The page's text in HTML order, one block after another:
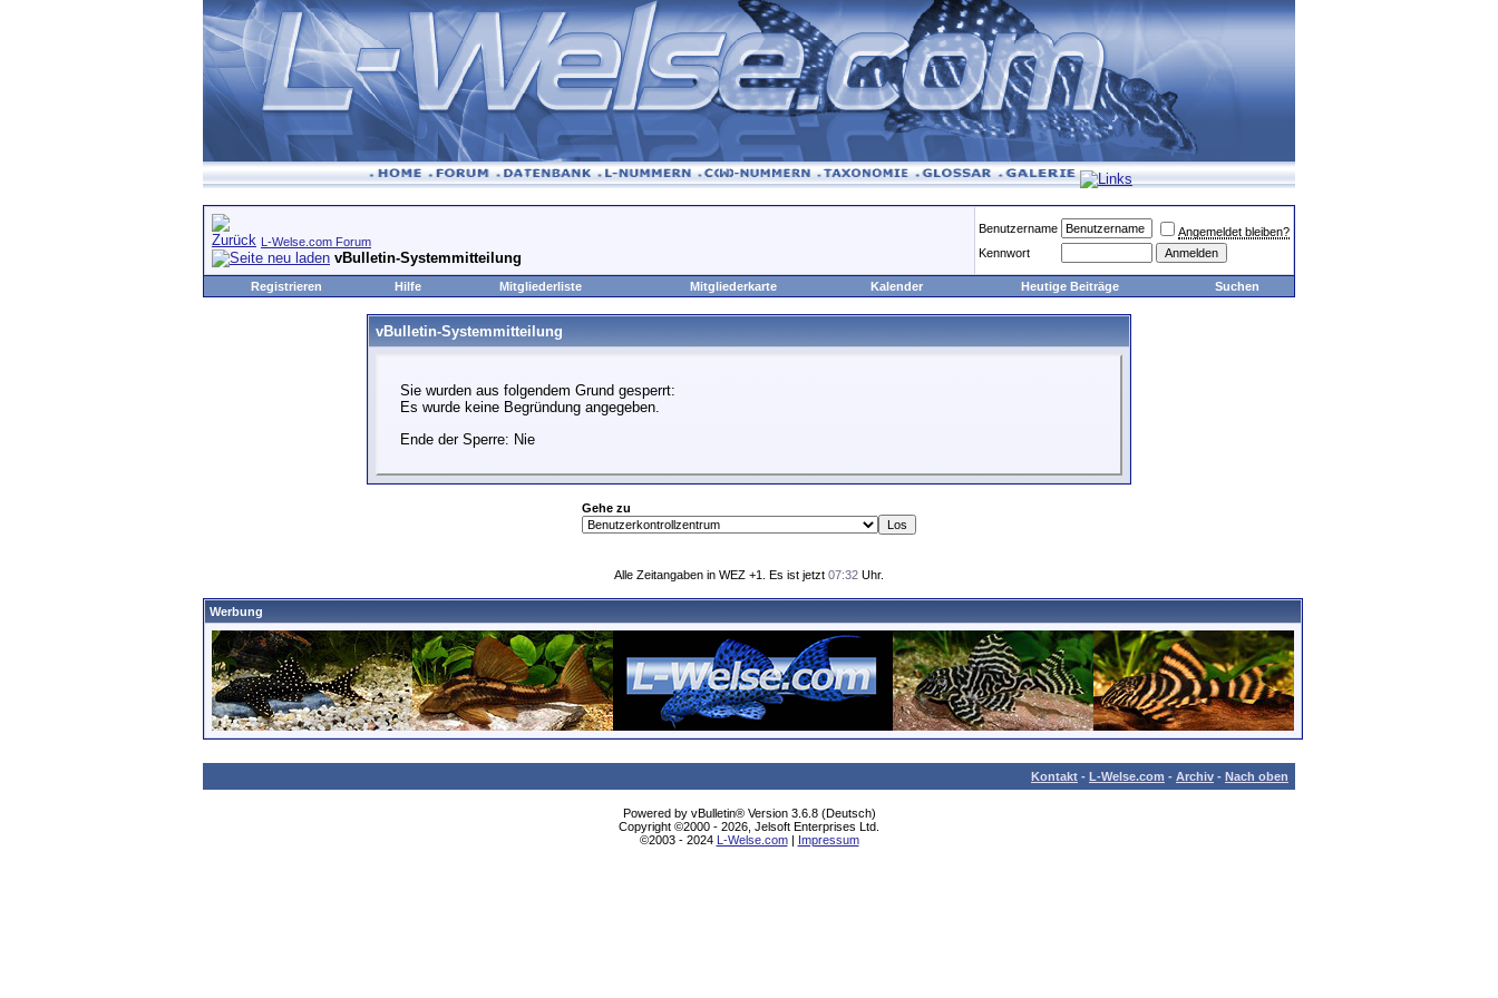
L-Welse.com Forum
vBulletin-Systemmitteilung
Benutzername
Angemeldet bleiben?
Kennwort
Registrieren Hilfe Mitgliederliste Mitgliederkarte Kalender Heutige Beiträge Suchen
vBulletin-Systemmitteilung
Sie wurden aus folgendem Grund gesperrt:
Es wurde keine Begründung angegeben.
Ende der Sperre: Nie
Gehe zu
Alle Zeitangaben in WEZ +1. Es ist jetzt 07:32 Uhr.
Werbung
Kontakt - L-Welse.com - Archiv - Nach oben
Powered by vBulletin® Version 3.6.8 (Deutsch)
Copyright ©2000 - 2026, Jelsoft Enterprises Ltd.
©2003 - 2024 L-Welse.com| Impressum